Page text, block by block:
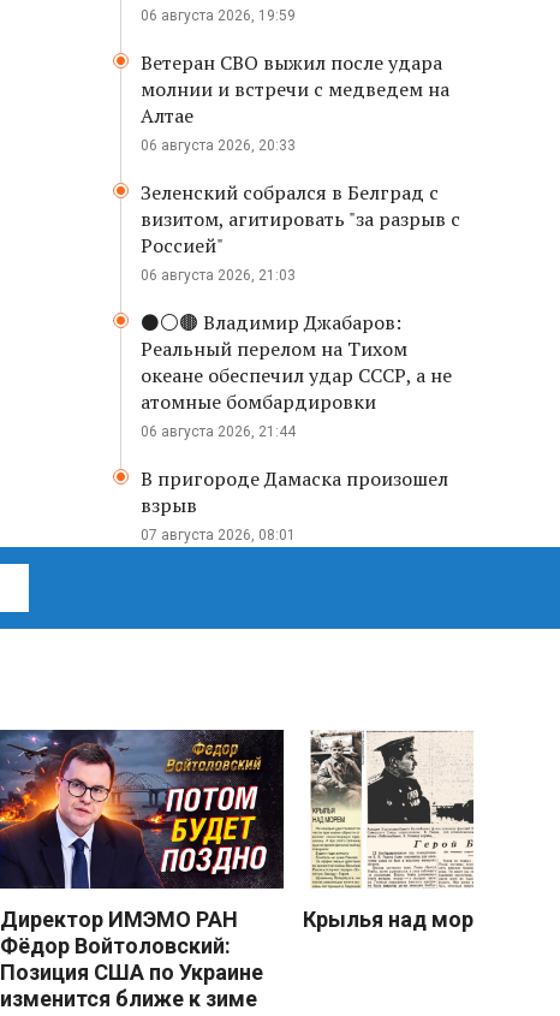
06 августа 2026, 19:59
Ветеран СВО выжил после удара
молнии и встречи с медведем на
Алтае
06 августа 2026, 20:33
Зеленский собрался в Белград с
визитом, агитировать "за разрыв с
Россией"
06 августа 2026, 21:03
⚫️⚪️🟤 Владимир Джабаров:
Реальный перелом на Тихом
океане обеспечил удар СССР, а не
атомные бомбардировки
06 августа 2026, 21:44
В пригороде Дамаска произошел
взрыв
07 августа 2026, 08:01
Директор ИМЭМО РАН
Фёдор Войтоловский:
Позиция США по Украине
изменится ближе к зиме
Крылья над морем